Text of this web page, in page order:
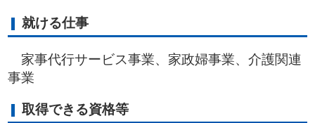
就ける仕事
家事代行サービス事業、家政婦事業、介護関連
事業
取得できる資格等